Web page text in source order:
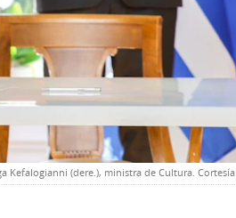
Kefalogianni (dere.), ministra de Cultura. Cortesía